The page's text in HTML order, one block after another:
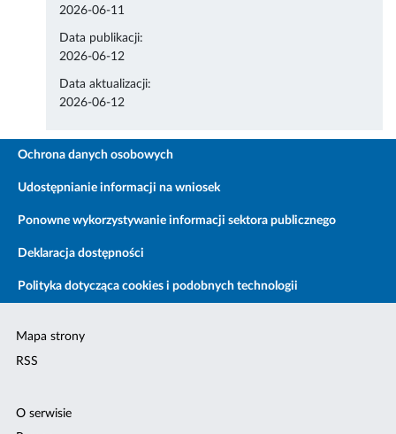
2026-06-11
Data publikacji:
2026-06-12
Data aktualizacji:
2026-06-12
Ochrona danych osobowych
Udostępnianie informacji na wniosek
Ponowne wykorzystywanie informacji sektora publicznego
Deklaracja dostępności
Polityka dotycząca cookies i podobnych technologii
Mapa strony
RSS
O serwisie